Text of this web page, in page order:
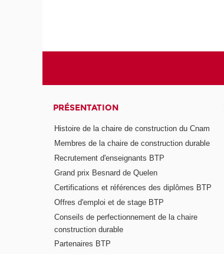
PRÉSENTATION
Histoire de la chaire de construction du Cnam
Membres de la chaire de construction durable
Recrutement d'enseignants BTP
Grand prix Besnard de Quelen
Certifications et références des diplômes BTP
Offres d'emploi et de stage BTP
Conseils de perfectionnement de la chaire
construction durable
Partenaires BTP